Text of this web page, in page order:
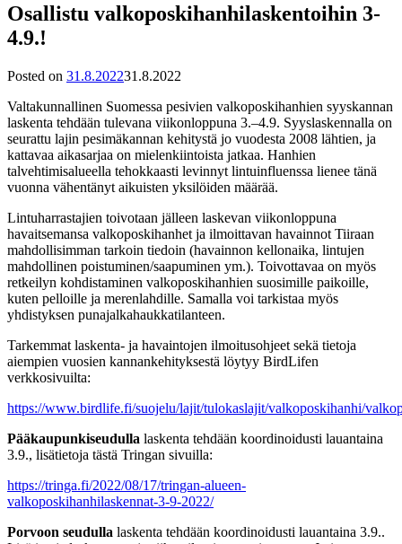
Osallistu valkoposkihanhilaskentoihin 3-
4.9.!
Posted on 31.8.202231.8.2022
Valtakunnallinen Suomessa pesivien valkoposkihanhien syyskannan
laskenta tehdään tulevana viikonloppuna 3.–4.9. Syyslaskennalla on
seurattu lajin pesimäkannan kehitystä jo vuodesta 2008 lähtien, ja
kattavaa aikasarjaa on mielenkiintoista jatkaa. Hanhien
talvehtimisalueella tehokkaasti levinnyt lintuinfluenssa lienee tänä
vuonna vähentänyt aikuisten yksilöiden määrää.
Lintuharrastajien toivotaan jälleen laskevan viikonloppuna
havaitsemansa valkoposkihanhet ja ilmoittavan havainnot Tiiraan
mahdollisimman tarkoin tiedoin (havainnon kellonaika, lintujen
mahdollinen poistuminen/saapuminen ym.). Toivottavaa on myös
retkeilyn kohdistaminen valkoposkihanhien suosimille paikoille,
kuten pelloille ja merenlahdille. Samalla voi tarkistaa myös
yhdistyksen punajalkahaukkatilanteen.
Tarkemmat laskenta- ja havaintojen ilmoitusohjeet sekä tietoja
aiempien vuosien kannankehityksestä löytyy BirdLifen
verkkosivuilta:
https://www.birdlife.fi/suojelu/lajit/tulokaslajit/valkoposkihanhi/
Pääkaupunkiseudulla laskenta tehdään koordinoidusti lauantaina
3.9., lisätietoja tästä Tringan sivuilla:
https://tringa.fi/2022/08/17/tringan-alueen-
valkoposkihanhilaskennat-3-9-2022/
Porvoon seudulla laskenta tehdään koordinoidusti lauantaina 3.9..